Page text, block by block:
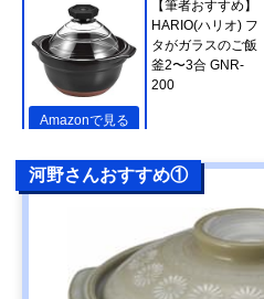
Amazonで見る
【筆者おすすめ】
HARIO(ハリオ) フ
タがガラスのご飯
釜2〜3合 GNR-
200
楽天市場で見る
【筆者おすすめ】
長谷園 かまどさん
四合炊き ACT-04
【筆者おすすめ】
キントー(KINTO)
KAKOMI IH土鍋
2.5L
河野さんおすすめ①